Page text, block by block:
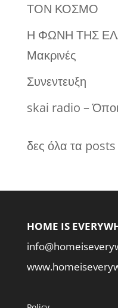
ΤΟΝ ΚΟΣΜΟ
Η ΦΩΝΗ ΤΗΣ
Μακρινές
Συνεντευξη
skai radio –
δες όλα τα posts
HOME IS